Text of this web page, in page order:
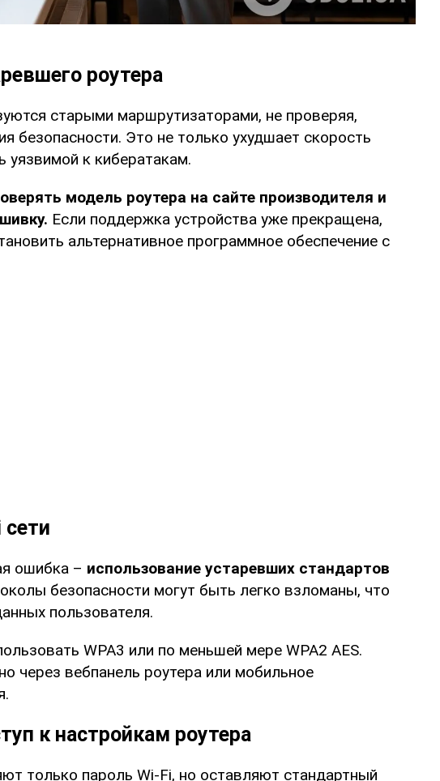
роутера
старыми маршрутизаторами, не проверяя,
безопасности. Это не только ухудшает скорость
уязвимой к кибератакам.
модель роутера на сайте производителя и
Если поддержка устройства уже прекращена,
альтернативное программное обеспечение с
ошибка – использование устаревших стандартов
безопасности могут быть легко взломаны, что
пользователя.
WPA3 или по меньшей мере WPA2 AES.
через вебпанель роутера или мобильное
к настройкам роутера
только пароль Wi-Fi, но оставляют стандартный